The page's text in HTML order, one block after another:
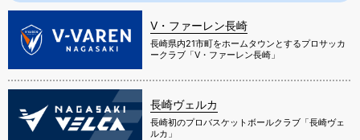
V・ファーレン長崎
長崎県内21市町をホームタウンとするプロサッカ
ークラブ「V・ファーレン長崎」
長崎ヴェルカ
長崎初のプロバスケットボールクラブ「長崎ヴェ
ルカ」